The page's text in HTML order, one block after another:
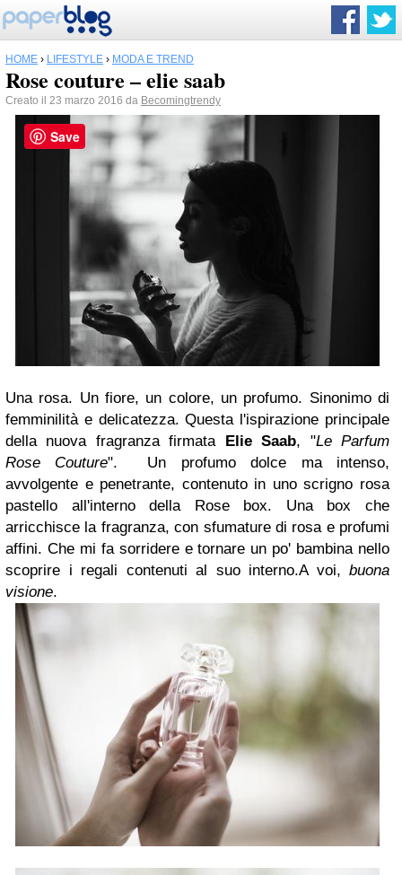
HOME › LIFESTYLE › MODA E TREND
Rose couture – elie saab
Creato il 23 marzo 2016 da Becomingtrendy
Una rosa. Un fiore, un colore, un profumo. Sinonimo di
femminilità e delicatezza. Questa l'ispirazione principale
della nuova fragranza firmata
Elie Saab, "Le Parfum
Rose Couture". Un profumo dolce ma intenso,
avvolgente e penetrante, contenuto in uno scrigno rosa
pastello all'interno della Rose box. Una box che
arricchisce la fragranza, con sfumature di rosa e profumi
affini. Che mi fa sorridere e tornare un po' bambina nello
scoprire i regali contenuti al suo interno.A voi, buona
visione.
Save